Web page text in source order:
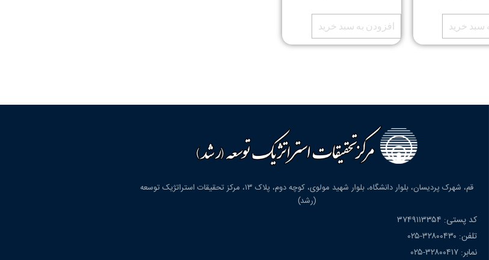
سبد خرید افزودن به سبد خرید
قم، شهرک پردیسان، بلوار دانشگاه، بلوار شهید مولوی، کوچه دوم، پلاک ۱۳، مرکز تحقیقات استراتژیک توسعه
(رشد)
کد پستی: ۳۷۴۹۱۱۳۳۵۴
تلفن: ۳۲۸۰۰۴۳۰-۰۲۵
نمابر: ۳۲۸۰۰۴۱۷-۰۲۵